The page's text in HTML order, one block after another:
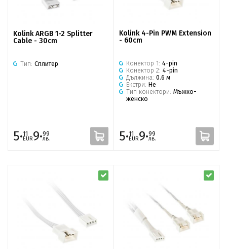
Kolink ARGB 1-2 Splitter
Cable - 30cm
Тип: Сплитер
5·11
EUR9·99
лв.
Kolink 4-Pin PWM Extension
- 60cm
Конектор 1: 4-pin
Конектор 2: 4-pin
Дължина: 0.6 м
Екстри: Не
Тип конектори: Мъжко-
женско
5·11
EUR9·99
лв.